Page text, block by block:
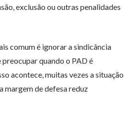
exclusão ou outras penalidades
comum é ignorar a sindicância
quando o PAD é
acontece, muitas vezes a situação
margem de defesa reduz